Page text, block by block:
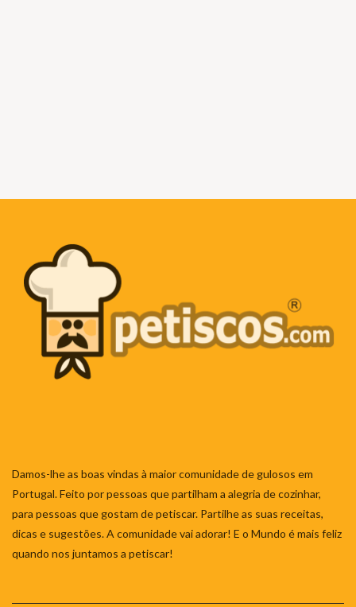
Damos-lhe as boas vindas à maior comunidade de gulosos em
Portugal. Feito por pessoas que partilham a alegria de cozinhar,
para pessoas que gostam de petiscar. Partilhe as suas receitas,
dicas e sugestões. A comunidade vai adorar! E o Mundo é mais feliz
quando nos juntamos a petiscar!